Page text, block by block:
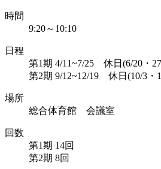
時間
9:20～10:10
日程
第1期 4/11~7/25 休日(6/20・
第2期 9/12~12/19 休日(10/3・
場所
総合体育館 会議室
回数
第1期 14回
第2期 8回